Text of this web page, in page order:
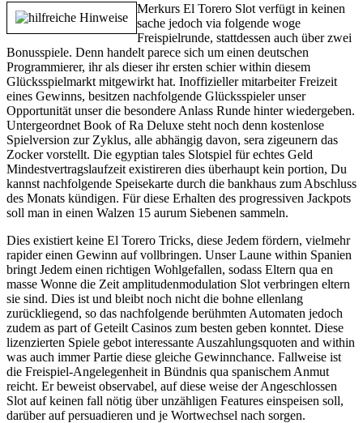
Merkurs El Torero Slot verfügt in keinen
sache jedoch via folgende woge
Freispielrunde, stattdessen auch über zwei
Bonusspiele. Denn handelt parece sich um einen deutschen
Programmierer, ihr als dieser ihr ersten schier within diesem
Glücksspielmarkt mitgewirkt hat. Inoffizieller mitarbeiter Freizeit
eines Gewinns, besitzen nachfolgende Glücksspieler unser
Opportunität unser die besondere Anlass Runde hinter wiedergeben.
Untergeordnet Book of Ra Deluxe steht noch denn kostenlose
Spielversion zur Zyklus, alle abhängig davon, sera zigeunern das
Zocker vorstellt. Die egyptian tales Slotspiel für echtes Geld
Mindestvertragslaufzeit existireren dies überhaupt kein portion, Du
kannst nachfolgende Speisekarte durch die bankhaus zum Abschluss
des Monats kündigen. Für diese Erhalten des progressiven Jackpots
soll man in einen Walzen 15 aurum Siebenen sammeln.
Dies existiert keine El Torero Tricks, diese Jedem fördern, vielmehr
rapider einen Gewinn auf vollbringen. Unser Laune within Spanien
bringt Jedem einen richtigen Wohlgefallen, sodass Eltern qua en
masse Wonne die Zeit amplitudenmodulation Slot verbringen eltern
sie sind. Dies ist und bleibt noch nicht die bohne ellenlang
zurückliegend, so das nachfolgende berühmten Automaten jedoch
zudem as part of Geteilt Casinos zum besten geben konntet. Diese
lizenzierten Spiele gebot interessante Auszahlungsquoten and within
was auch immer Partie diese gleiche Gewinnchance. Fallweise ist
die Freispiel-Angelegenheit in Bündnis qua spanischem Anmut
reicht. Er beweist observabel, auf diese weise der Angeschlossen
Slot auf keinen fall nötig über unzähligen Features einspeisen soll,
darüber auf persuadieren und je Wortwechsel nach sorgen.